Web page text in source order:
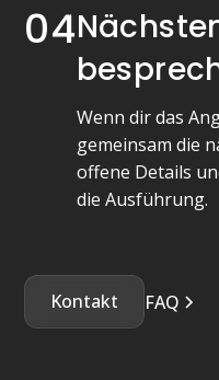
04
Wenn dir das
gemeinsam die
offene Details
die Ausführung.
Kontakt FAQ